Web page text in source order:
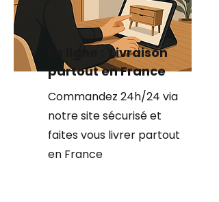
En ligne : Livraison
partout en France
Commandez 24h/24 via
notre site sécurisé et
faites vous livrer partout
en France